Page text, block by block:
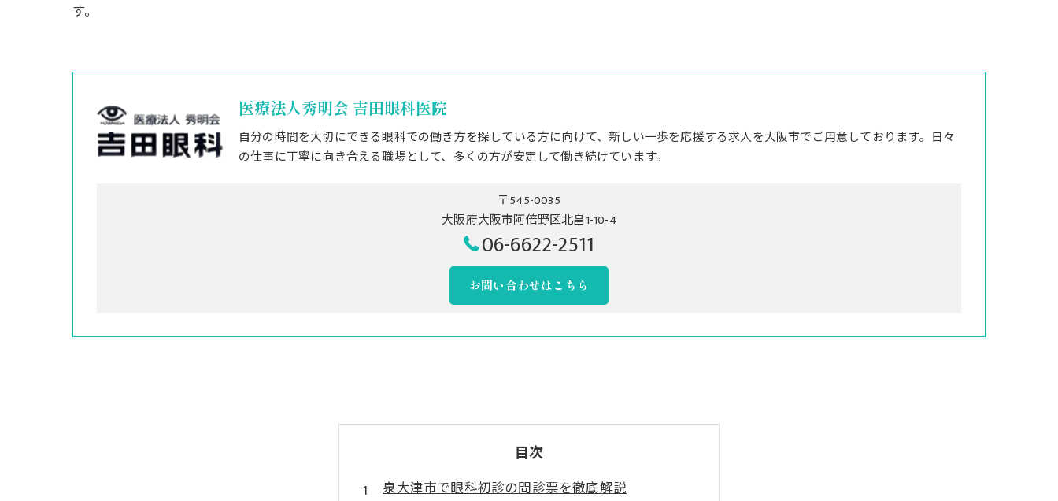
す。
医療法人秀明会 吉田眼科医院
自分の時間を大切にできる眼科での働き方を探している方に向けて、新しい一歩を応援する求人を大阪市でご用意しております。日々
の仕事に丁寧に向き合える職場として、多くの方が安定して働き続けています。
〒545-0035
大阪府大阪市阿倍野区北畠1-10-4
06-6622-2511
お問い合わせはこちら
目次
泉大津市で眼科初診の問診票を徹底解説